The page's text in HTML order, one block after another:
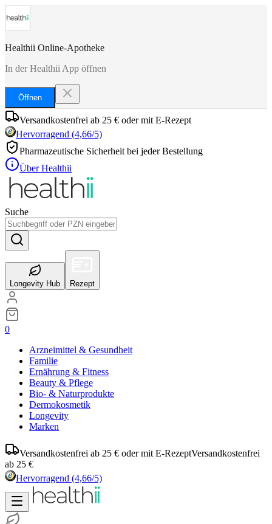
Healthii Online-Apotheke
In der Healthii App öffnen
Öffnen
Versandkostenfrei ab 25 € oder mit E-Rezept
Hervorragend (4,66/5)
Pharmazeutische Sicherheit bei jeder Bestellung
Über Healthii
Suche
Longevity Hub Rezept
0
Arzneimittel & Gesundheit
Familie
Ernährung & Fitness
Beauty & Pflege
Bio- & Naturprodukte
Dermokosmetik
Longevity
Marken
Versandkostenfrei ab 25 € oder mit E-RezeptVersandkostenfrei
ab 25 €
Hervorragend (4,66/5)